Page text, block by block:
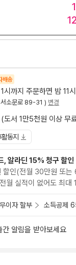
배송
시까지 주문하면 밤 11시
서소문로 89-31 ) 변경
도서 1만5천원 이상 무
활동지
, 알라딘 15% 청구 할인
할인(전월 30만원 또
월 실적이 없어도 최대
무이자 할부 소득공제
알림을 받아보세요